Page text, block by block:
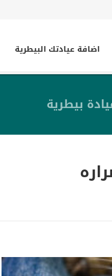
اضافة عيادتك البيطرية
بيطرية